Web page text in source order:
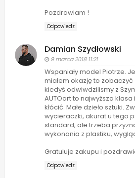
Pozdrawiam !
Odpowiedz
Damian Szydłowski
9 marca 2018 11:21
Wspaniały model Piotrze.
miałem okazję to
kiedyś odwiwdzilismy z
AUTOart to najwyższa
kłócić. Małe dzieło sztuki.
wycieraczki, akurat u tego
standard, ale trzeba
wykonania z plastiku,
Gratuluje zakupu i
Odpowiedz